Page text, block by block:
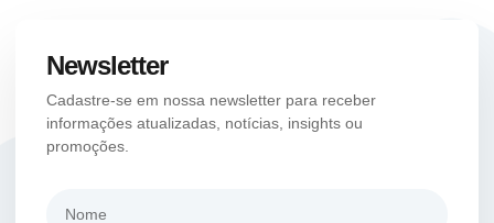
Newsletter
Cadastre-se em nossa newsletter para receber
informações atualizadas, notícias, insights ou
promoções.